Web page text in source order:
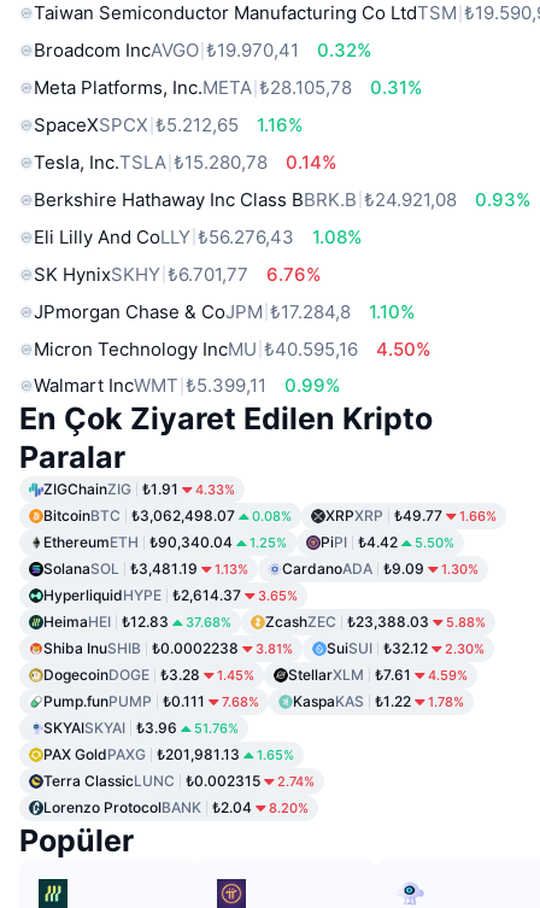
Taiwan Semiconductor Manufacturing Co LtdTSM
Broadcom IncAVGO ₺19.970,41
0.32%
Meta Platforms, Inc.META ₺28.105,78
0.31%
SpaceXSPCX ₺5.212,65
1.16%
Tesla, Inc.TSLA ₺15.280,78
0.14%
Berkshire Hathaway Inc Class BBRK.B ₺24.921,08
0.93%
Eli Lilly And CoLLY ₺56.276,43
1.08%
SK HynixSKHY ₺6.701,77
6.76%
JPmorgan Chase & CoJPM ₺17.284,8
1.10%
Micron Technology IncMU ₺40.595,16
4.50%
Walmart IncWMT ₺5.399,11 0.99%
En Çok Ziyaret Edilen Kripto
Paralar
ZIGChainZIG ₺1.91 4.33%
BitcoinBTC ₺3,062,498.07 0.08% XRPXRP ₺49.77 1.66%
EthereumETH ₺90,340.04 1.25% PiPI ₺4.42 5.50%
SolanaSOL ₺3,481.19 1.13% CardanoADA ₺9.09 1.30%
HyperliquidHYPE ₺2,614.37 3.65%
HeimaHEI ₺12.83 37.68% ZcashZEC ₺23,388.03 5.88%
Shiba InuSHIB ₺0.0002238 3.81% SuiSUI ₺32.12 2.30%
DogecoinDOGE ₺3.28 1.45% StellarXLM ₺7.61 4.59%
Pump.funPUMP ₺0.111 7.68% KaspaKAS ₺1.22 1.78%
SKYAISKYAI ₺3.96 51.76%
PAX GoldPAXG ₺201,981.13 1.65%
Terra ClassicLUNC ₺0.002315 2.74%
Lorenzo ProtocolBANK ₺2.04 8.20%
Popüler